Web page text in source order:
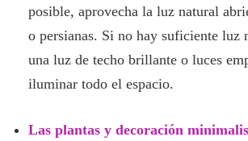
posible, aprovecha la luz natural
o persianas. Si no hay suficiente luz
una luz de techo brillante o luces
iluminar todo el espacio.
Las plantas y decoración